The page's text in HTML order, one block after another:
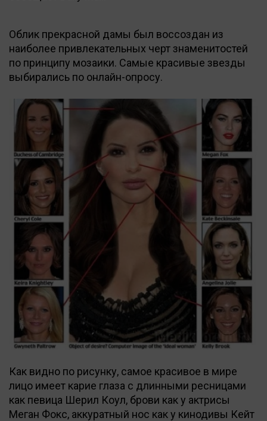
Облик прекрасной дамы был воссоздан из
наиболее привлекательных черт знаменитостей
по принципу мозаики. Самые красивые звезды
выбирались по онлайн-опросу.
Как видно по рисунку, самое красивое в мире
лицо имеет карие глаза с длинными ресницами
как певица Шерил Коул, брови как у актрисы
Меган Фокс, аккуратный нос как у кинодивы Кейт